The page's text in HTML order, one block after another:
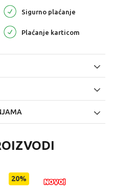
Sigurno plaćanje
Plaćanje karticom
20%